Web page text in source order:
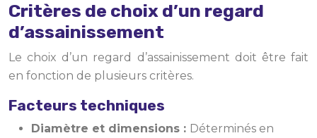
Critères de choix d’un regard
d’assainissement
Le choix d’un regard d’assainissement doit être fait
en fonction de plusieurs critères.
Facteurs techniques
Diamètre et dimensions : Déterminés en